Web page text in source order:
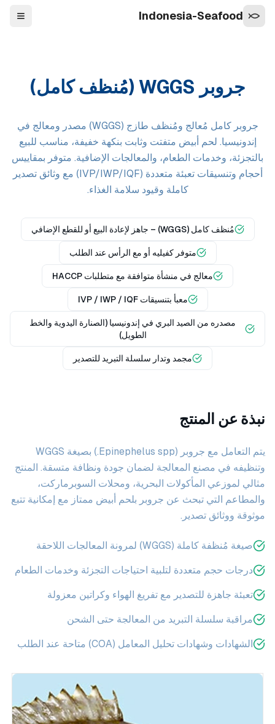
Indonesia-Seafood التنقل
جروبر WGGS (مُنظف كامل)
جروبر كامل مُعالج ومُنظف طازج (WGGS) مصدر ومعالج في
إندونيسيا. لحم أبيض متفتت وثابت بنكهة خفيفة، مناسب للبيع
بالتجزئة، وخدمات الطعام، والمعالجات الإضافية. متوفر بمقاييس
أحجام وتنسيقات تعبئة متعددة (IVP/IWP/IQF) مع وثائق تصدير
كاملة وقيود سلامة الغذاء.
مُنظف كامل (WGGS) – جاهز لإعادة البيع أو للقطع الإضافي
متوفر كفيليه أو مع الرأس عند الطلب
معالج في منشأة متوافقة مع متطلبات HACCP
معبأ بتنسيقات IVP / IWP / IQF
مصدره من الصيد البري في إندونيسيا (الصنارة اليدوية والخط
الطويل)
مجمد وتدار سلسلة التبريد للتصدير
نبذة عن المنتج
يتم التعامل مع جروبر (Epinephelus spp.) بصيغة WGGS
وتنظيفه في مصنع المعالجة لضمان جودة ونظافة متسقة. المنتج
مثالي لموزعي المأكولات البحرية، ومحلات السوبرماركت،
والمطاعم التي تبحث عن جروبر بلحم أبيض ممتاز مع إمكانية تتبع
موثوقة ووثائق تصدير.
صيغة مُنظفة كاملة (WGGS) لمرونة المعالجات اللاحقة
درجات حجم متعددة لتلبية احتياجات التجزئة وخدمات الطعام
تعبئة جاهزة للتصدير مع تفريغ الهواء وكراتين معزولة
مراقبة سلسلة التبريد من المعالجة حتى الشحن
الشهادات وشهادات تحليل المعامل (COA) متاحة عند الطلب